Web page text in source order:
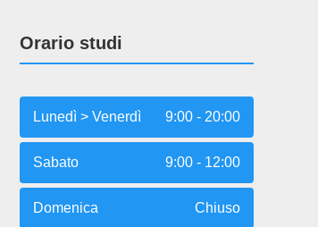
Orario studi
Lunedì > Venerdì 9:00 - 20:00
Sabato 9:00 - 12:00
Domenica Chiuso